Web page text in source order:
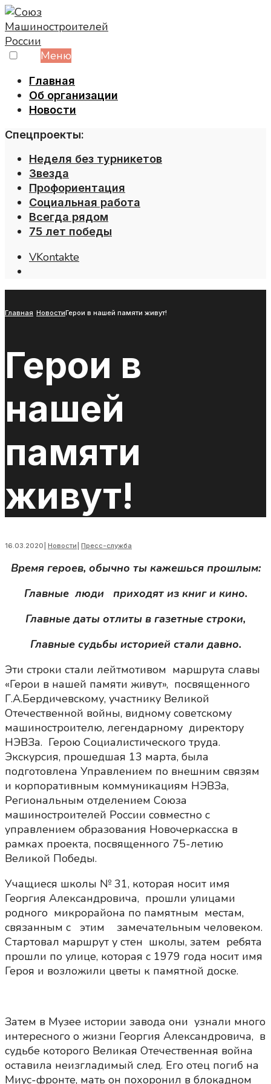
Skip
to
content
Меню
Главная
Об организации
Новости
Спецпроекты:
Неделя без турникетов
Звезда
Профориентация
Социальная работа
Всегда рядом
75 лет победы
VKontakte
Главная НовостиГерои в нашей памяти живут!
Герои в
нашей
памяти
живут!
16.03.2020 Новости Пресс-служба
Время героев, обычно ты кажешься прошлым:
Главные люди приходят из книг и кино.
Главные даты отлиты в газетные строки,
Главные судьбы историей стали давно.
Эти строки стали лейтмотивом маршрута славы
«Герои в нашей памяти живут», посвященного
Г.А.Бердичевскому, участнику Великой
Отечественной войны, видному советскому
машиностроителю, легендарному директору
НЭВЗа. Герою Социалистического труда.
Экскурсия, прошедшая 13 марта, была
подготовлена Управлением по внешним связям
и корпоративным коммуникациям НЭВЗа,
Региональным отделением Союза
машиностроителей России совместно с
управлением образования Новочеркасска в
рамках проекта, посвященного 75-летию
Великой Победы.
Учащиеся школы № 31, которая носит имя
Георгия Александровича, прошли улицами
родного микрорайона по памятным местам,
связанным с этим замечательным человеком.
Стартовал маршрут у стен школы, затем ребята
прошли по улице, которая с 1979 года носит имя
Героя и возложили цветы к памятной доске.
Затем в Музее истории завода они узнали много
интересного о жизни Георгия Александровича, в
судьбе которого Великая Отечественная война
оставила неизгладимый след. Его отец погиб на
Миус-фронте, мать он похоронил в блокадном